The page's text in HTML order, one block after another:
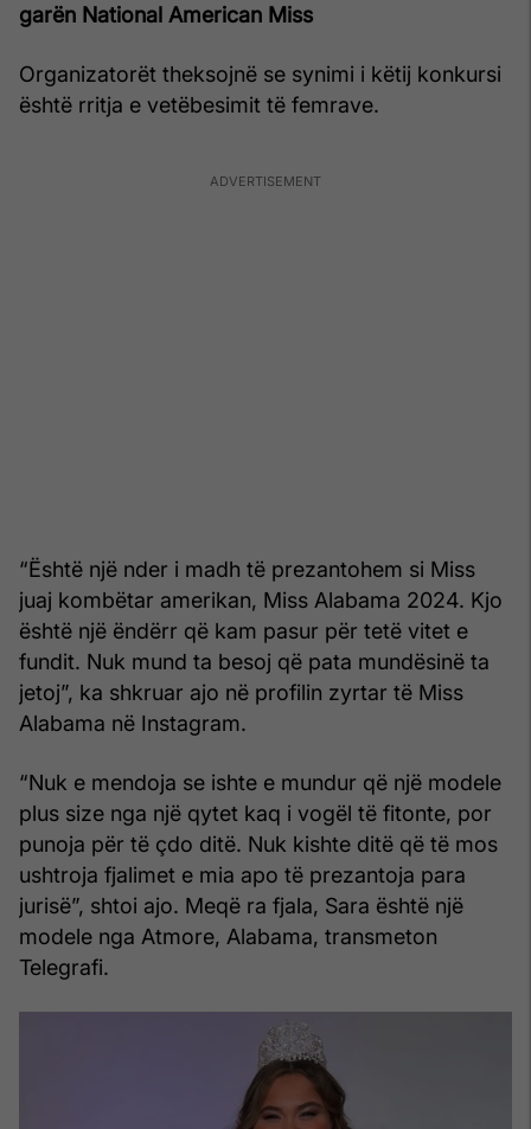
garën National American Miss
Organizatorët theksojnë se synimi i këtij konkursi
është rritja e vetëbesimit të femrave.
“Është një nder i madh të prezantohem si Miss
juaj kombëtar amerikan, Miss Alabama 2024. Kjo
është një ëndërr që kam pasur për tetë vitet e
fundit. Nuk mund ta besoj që pata mundësinë ta
jetoj”, ka shkruar ajo në profilin zyrtar të Miss
Alabama në Instagram.
“Nuk e mendoja se ishte e mundur që një modele
plus size nga një qytet kaq i vogël të fitonte, por
punoja për të çdo ditë. Nuk kishte ditë që të mos
ushtroja fjalimet e mia apo të prezantoja para
jurisë”, shtoi ajo. Meqë ra fjala, Sara është një
modele nga Atmore, Alabama, transmeton
Telegrafi.